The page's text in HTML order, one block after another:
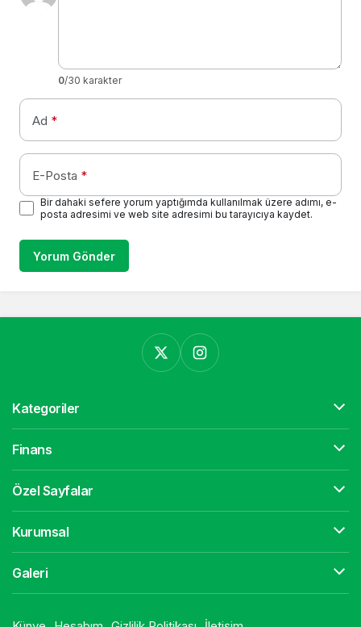
0/30 karakter
Ad *
E-Posta *
Bir dahaki sefere yorum yaptığımda kullanılmak üzere adımı, e-
posta adresimi ve web site adresimi bu tarayıcıya kaydet.
Yorum Gönder
Kategoriler
Finans
Özel Sayfalar
Kurumsal
Galeri